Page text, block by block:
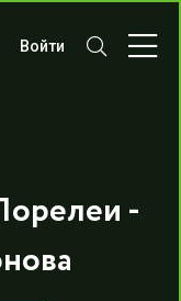
Войти
-